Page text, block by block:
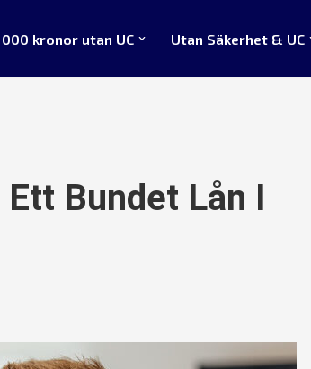
kronor utan UC Utan Säkerhet & UC
Bundet Lån I